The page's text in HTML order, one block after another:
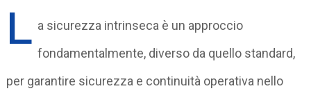
L a sicurezza intrinseca è un approccio
fondamentalmente, diverso da quello standard,
per garantire sicurezza e continuità operativa nello